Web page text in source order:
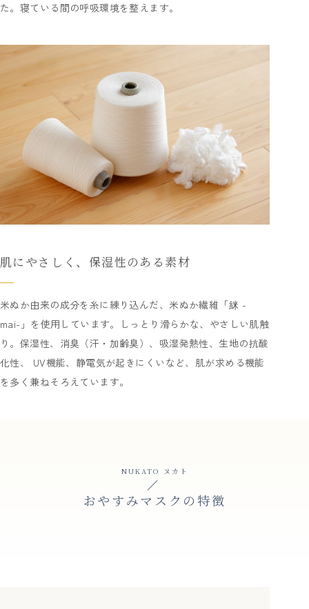
た。寝ている間の呼吸環境を整えます。
肌にやさしく、保湿性のある素材
米ぬか由来の成分を糸に練り込んだ、米ぬか繊維「䋛 -
mai-」を使用しています。しっとり滑らかな、やさしい肌触
り。保湿性、消臭（汗・加齢臭）、吸湿発熱性、生地の抗酸
化性、 UV機能、静電気が起きにくいなど、肌が求める機能
を多く兼ねそろえています。
NUKATO ヌカト
おやすみマスクの特徴